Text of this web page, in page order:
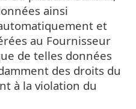
ainsi
et
au Fournisseur
de telles données
des droits du
à la violation du